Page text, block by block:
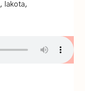
, lakota,